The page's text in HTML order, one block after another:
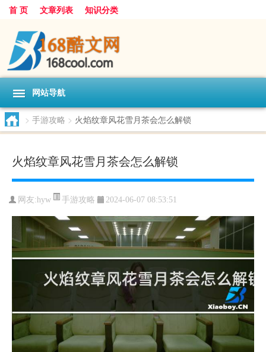
首 页 文章列表 知识分类
网站导航
> 手游攻略 > 火焰纹章风花雪月茶会怎么解锁
火焰纹章风花雪月茶会怎么解锁
网友:hyw 手游攻略 2024-06-07 08:53:51